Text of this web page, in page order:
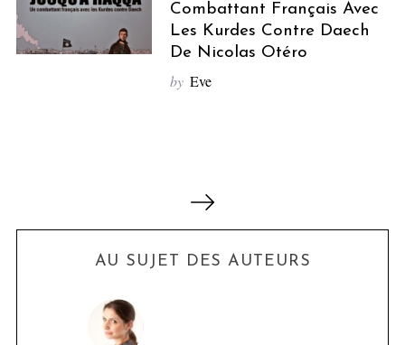
Combattant Français Avec
Les Kurdes Contre Daech
De Nicolas Otéro
by Eve
g
AU SUJET DES AUTEURS